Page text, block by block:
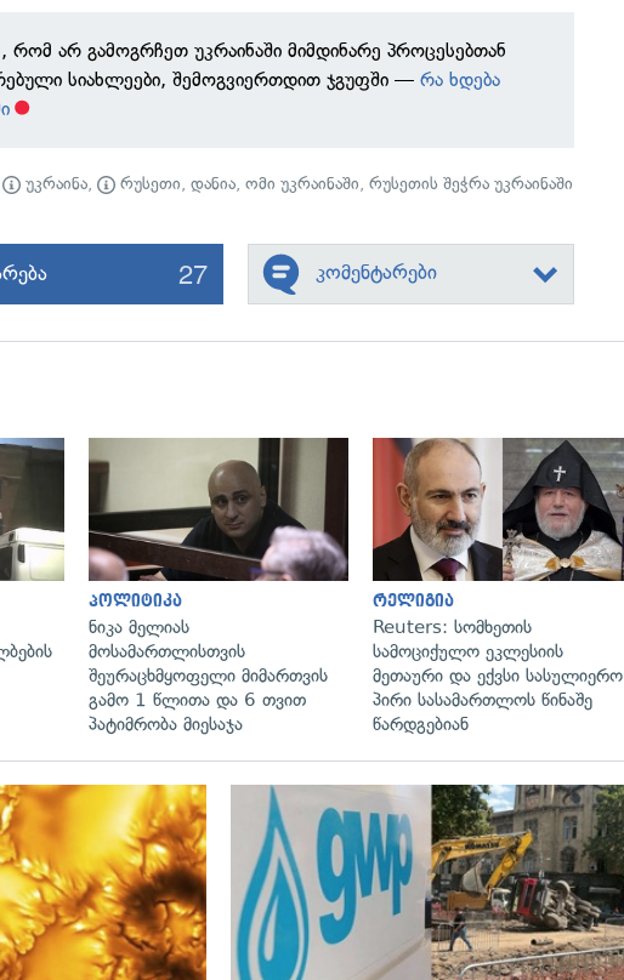
რომ არ გამოგრჩეთ უკრაინაში მიმდინარე პროცესებთან
სიახლეები, შემოგვიერთდით ჯგუფში —რა ხდება
უკრაინა, რუსეთი,დანია,ომი უკრაინაში,რუსეთის შეჭრა უკრაინაში
27 კომენტარები
გადახედვა გადახედვა
პოლიტიკა
ნიკა მელიას
მოსამართლისთვის
შეურაცხმყოფელი მიმართვის
გამო 1 წლითა და 6 თვით
პატიმრობა მიესაჯა
რელიგია
Reuters: სომხეთის
სამოციქულო ეკლესიის
მეთაური და ექვსი სასულიერო
პირი სასამართლოს წინაშე
წარდგებიან
გადახედვა